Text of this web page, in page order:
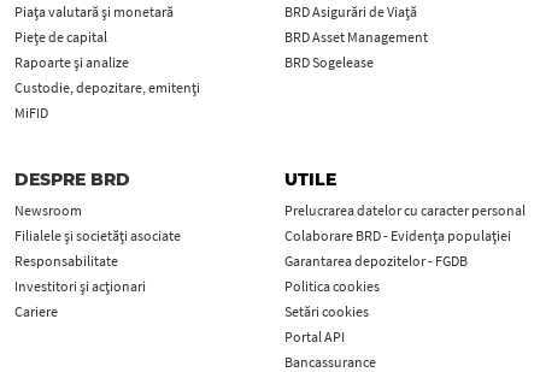
Piața valutară și monetară
Piețe de capital
Rapoarte și analize
Custodie, depozitare, emitenți
MiFID
BRD Asigurări de Viață
BRD Asset Management
BRD Sogelease
DESPRE BRD
Newsroom
Filialele și societăți asociate
Responsabilitate
Investitori și acționari
Cariere
UTILE
Prelucrarea datelor cu caracter personal
Colaborare BRD - Evidența populației
Garantarea depozitelor - FGDB
Politica cookies
Setări cookies
Portal API
Bancassurance